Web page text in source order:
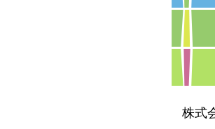
株式